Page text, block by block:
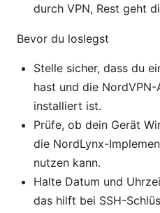
durch VPN, Rest geht
Bevor du loslegst
Stelle sicher, dass du
hast und die
installiert ist.
Prüfe, ob dein Gerät
die NordLynx-
nutzen kann.
Halte Datum und
das hilft bei SSH-